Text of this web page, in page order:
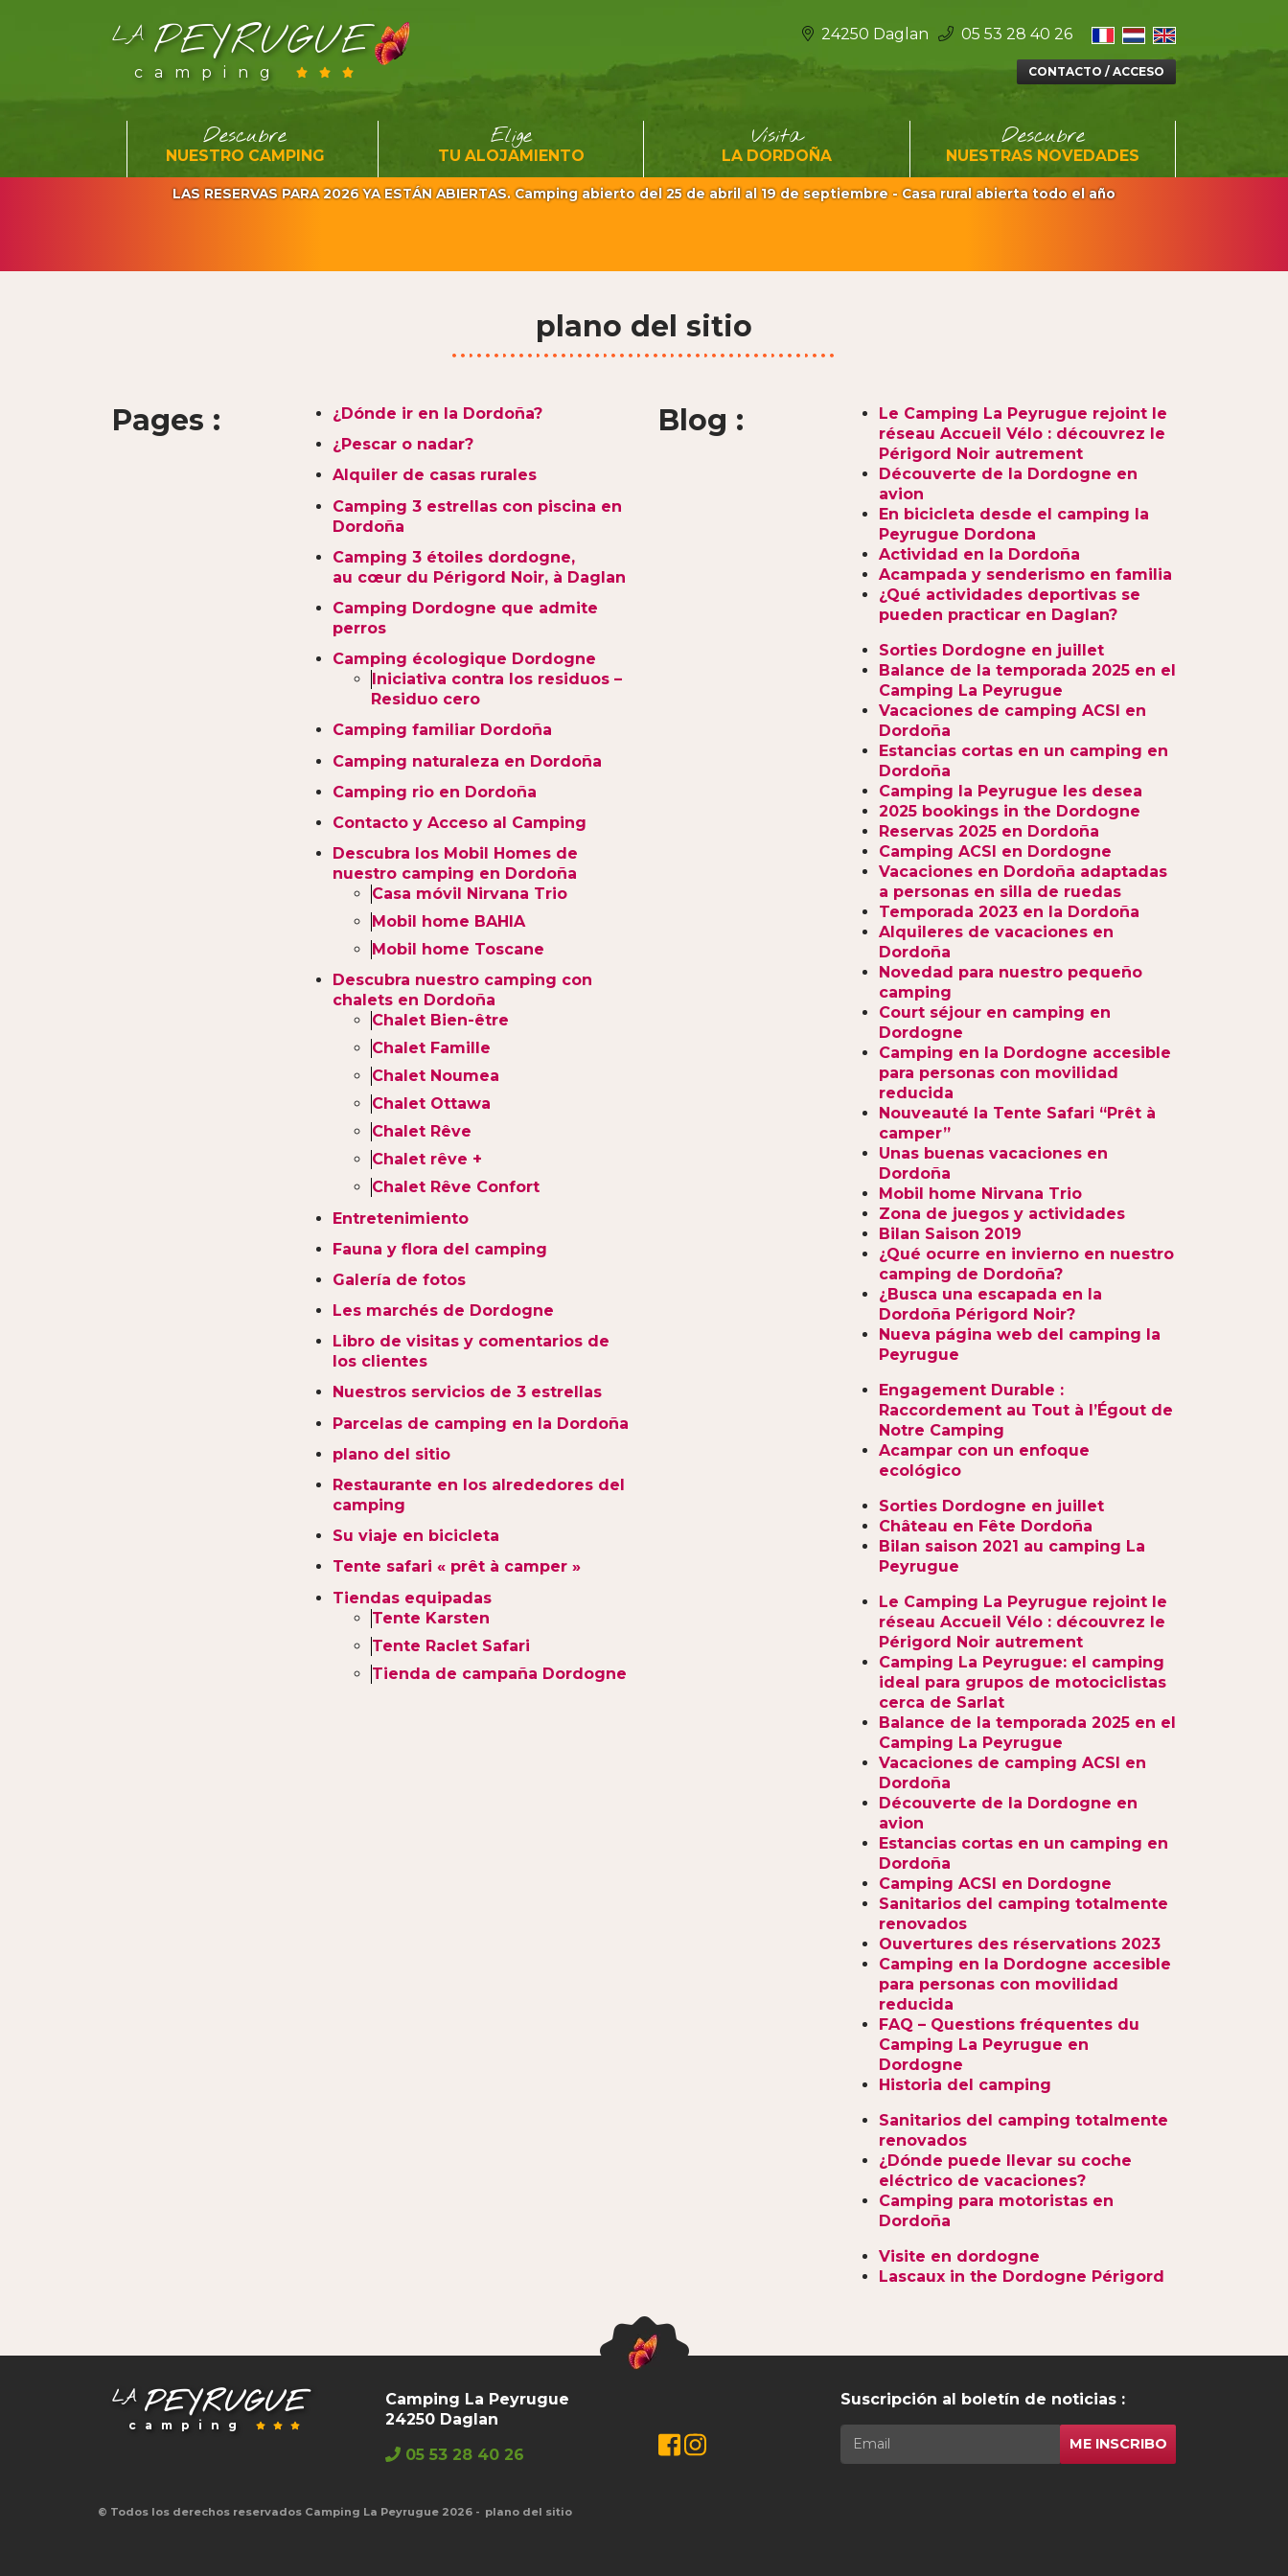
LAPEYRUGUE
camping
24250 Daglan 05 53 28 40 26 Facebook
Instagram
CONTACTO / ACCESO
Descubre
NUESTRO CAMPING
Elige
TU ALOJAMIENTO
Visita
LA DORDOÑA
Descubre
NUESTRAS NOVEDADES
LAS RESERVAS PARA 2026 YA ESTÁN ABIERTAS. Camping abierto del 25 de abril al 19 de septiembre - Casa rural abierta todo el año
plano del sitio
Pages :
¿Dónde ir en la Dordoña?
¿Pescar o nadar?
Alquiler de casas rurales
Camping 3 estrellas con piscina en
Dordoña
Camping 3 étoiles dordogne,
au cœur du Périgord Noir, à Daglan
Camping Dordogne que admite
perros
Camping écologique Dordogne
Iniciativa contra los residuos –
Residuo cero
Camping familiar Dordoña
Camping naturaleza en Dordoña
Camping rio en Dordoña
Contacto y Acceso al Camping
Descubra los Mobil Homes de
nuestro camping en Dordoña
Casa móvil Nirvana Trio
Mobil home BAHIA
Mobil home Toscane
Descubra nuestro camping con
chalets en Dordoña
Chalet Bien-être
Chalet Famille
Chalet Noumea
Chalet Ottawa
Chalet Rêve
Chalet rêve +
Chalet Rêve Confort
Entretenimiento
Fauna y flora del camping
Galería de fotos
Les marchés de Dordogne
Libro de visitas y comentarios de
los clientes
Nuestros servicios de 3 estrellas
Parcelas de camping en la Dordoña
plano del sitio
Restaurante en los alrededores del
camping
Su viaje en bicicleta
Tente safari « prêt à camper »
Tiendas equipadas
Tente Karsten
Tente Raclet Safari
Tienda de campaña Dordogne
Blog :
Le Camping La Peyrugue rejoint le
réseau Accueil Vélo : découvrez le
Périgord Noir autrement
Découverte de la Dordogne en
avion
En bicicleta desde el camping la
Peyrugue Dordona
Actividad en la Dordoña
Acampada y senderismo en familia
¿Qué actividades deportivas se
pueden practicar en Daglan?
Sorties Dordogne en juillet
Balance de la temporada 2025 en el
Camping La Peyrugue
Vacaciones de camping ACSI en
Dordoña
Estancias cortas en un camping en
Dordoña
Camping la Peyrugue les desea
2025 bookings in the Dordogne
Reservas 2025 en Dordoña
Camping ACSI en Dordogne
Vacaciones en Dordoña adaptadas
a personas en silla de ruedas
Temporada 2023 en la Dordoña
Alquileres de vacaciones en
Dordoña
Novedad para nuestro pequeño
camping
Court séjour en camping en
Dordogne
Camping en la Dordogne accesible
para personas con movilidad
reducida
Nouveauté la Tente Safari “Prêt à
camper”
Unas buenas vacaciones en
Dordoña
Mobil home Nirvana Trio
Zona de juegos y actividades
Bilan Saison 2019
¿Qué ocurre en invierno en nuestro
camping de Dordoña?
¿Busca una escapada en la
Dordoña Périgord Noir?
Nueva página web del camping la
Peyrugue
Engagement Durable :
Raccordement au Tout à l’Égout de
Notre Camping
Acampar con un enfoque
ecológico
Sorties Dordogne en juillet
Château en Fête Dordoña
Bilan saison 2021 au camping La
Peyrugue
Le Camping La Peyrugue rejoint le
réseau Accueil Vélo : découvrez le
Périgord Noir autrement
Camping La Peyrugue: el camping
ideal para grupos de motociclistas
cerca de Sarlat
Balance de la temporada 2025 en el
Camping La Peyrugue
Vacaciones de camping ACSI en
Dordoña
Découverte de la Dordogne en
avion
Estancias cortas en un camping en
Dordoña
Camping ACSI en Dordogne
Sanitarios del camping totalmente
renovados
Ouvertures des réservations 2023
Camping en la Dordogne accesible
para personas con movilidad
reducida
FAQ – Questions fréquentes du
Camping La Peyrugue en
Dordogne
Historia del camping
Sanitarios del camping totalmente
renovados
¿Dónde puede llevar su coche
eléctrico de vacaciones?
Camping para motoristas en
Dordoña
Visite en dordogne
Lascaux in the Dordogne Périgord
LAPEYRUGUE
camping
Camping La Peyrugue
24250 Daglan
05 53 28 40 26
Facebook
Instagram
Suscripción al boletín de noticias :
ME INSCRIBO
© Todos los derechos reservados Camping La Peyrugue 2026 plano del sitio